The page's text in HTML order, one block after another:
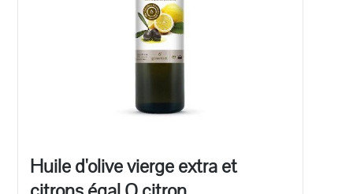
Huile d'olive vierge extra et